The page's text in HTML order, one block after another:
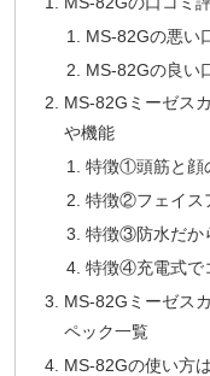
MS-82Gの悪い
MS-82Gの良い
MS-82Gミーゼス
や機能
特徴①頭筋と顔
特徴②フェイス
特徴③防水だか
特徴④充電式で
MS-82Gミーゼス
ペック一覧
MS-82Gの使い方